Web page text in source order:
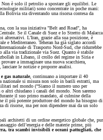
Non è solo il petrolio a spostare gli equilibri. Le
militari) sono concentrate in poche mani:
Bolivia sta diventando una risorsa contesa da
con la sua iniziativa "Belt and Road", ha
Se il Canale di Suez e lo Stretto di Malacca
alternativi. L’Iran, grazie alla sua posizione, è
e Mediterraneo. Teheran ha già siglato accordi
di Trasporto Nord-Sud, che ridurrebbe
alla via tradizionale via Suez. Quanto è stabile
in Libano, il crollo del regime in Siria e
a immaginare una nuova scacchiera,
le notizie e proporre analisi.
gas naturale, continuano a importare il 40
nazionale si misura non solo in barili estratti, ma
nel mondo (“Siamo il numero uno per
altri chiudano i canali del mondo. Non saremo
il suo primo mandato, al culmine della
il più potente produttore del mondo ha bisogno di
di risorse, ma per non dipendere mai da un solo
architetti di un ordine energetico globale che, pur
dell’energia e delle materie prime, più
tra scambi invisibili e oceani pattugliati, che